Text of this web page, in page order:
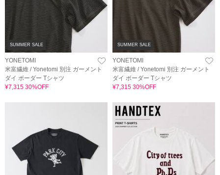
SUMMER SALE
YONETOMI
米富繊維 / Yonetomi 別注 ガーメント
ダイ ボーダー Tシャツ
¥7,315 30%OFF
SUMMER SALE
YONETOMI
米富繊維 / Yonetomi 別注 ガーメント
ダイ ボーダー Tシャツ
¥7,315 30%OFF